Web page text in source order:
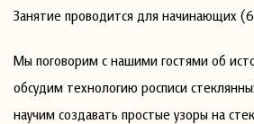
Занятие проводится для начинающих
Мы поговорим с нашими гостями об
обсудим технологию росписи
научим создавать простые узоры на